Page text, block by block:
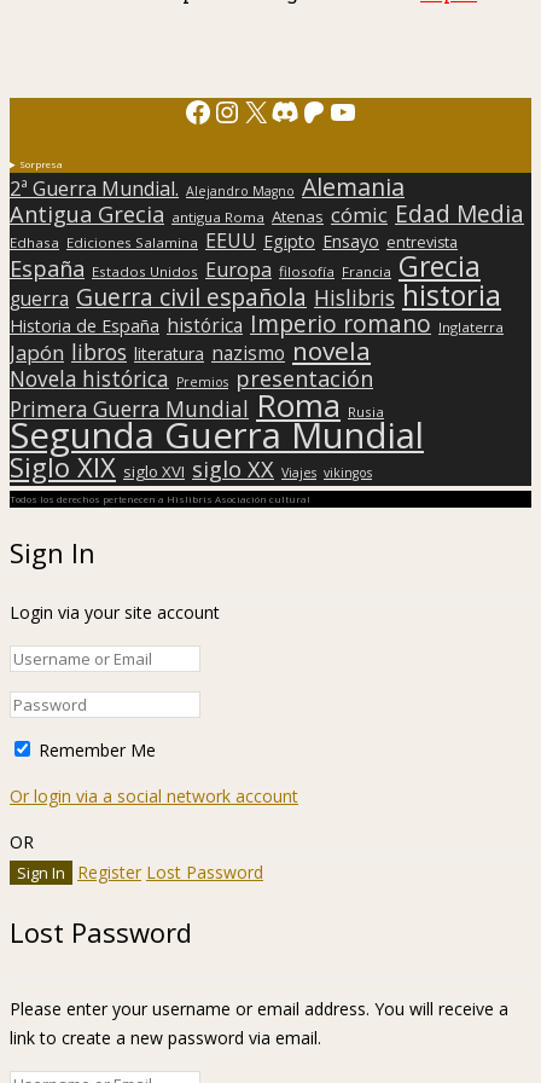
Facebook
Instagram
X Discord
Patreon
YouTube
Sorpresa
2ª Guerra Mundial. Alejandro Magno Alemania
Antigua Grecia antigua Roma Atenas cómic Edad Media
Edhasa Ediciones Salamina EEUU Egipto Ensayo entrevista
España Estados Unidos Europa filosofía Francia Grecia
guerra Guerra civil española Hislibris historia
Historia de España histórica Imperio romano Inglaterra
Japón libros literatura nazismo novela
Novela histórica Premios presentación
Primera Guerra Mundial Roma Rusia
Segunda Guerra Mundial
Siglo XIX siglo XVI siglo XX Viajes vikingos
Todos los derechos pertenecen a Hislibris Asociación cultural
Sign In
Login via your site account
Remember Me
Or login via a social network account
OR
Register Lost Password
Lost Password
Please enter your username or email address. You will receive a
link to create a new password via email.